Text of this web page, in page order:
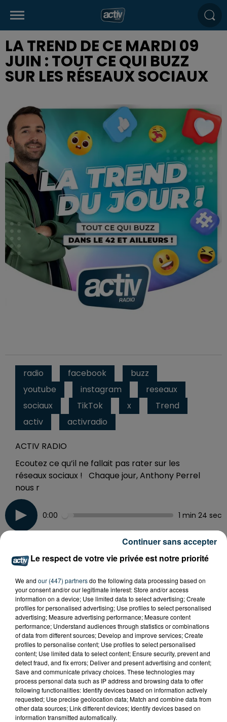
LA TREND DE CE MARDI 09
JUIN : TOUT CE QUI BUZZ
SUR LES RÉSEAUX SOCIAUX
radio facebook
buzz
youtube
instagram
reseaux
sociaux
TikTok x
Trend
activ
activradio
ACTIV RADIO
Ecoutez ce qu’il ne fallait pas rater sur les
réseaux sociaux ! Chaque jour, Anthony Perrel
nous r
0:00 1 min 24 sec
9 juin 2026 - 1 min 24 sec
BUZZ SUR LES RÉSEAUX SOCIAUX
Ecoutez ce qu’il ne fallait pas rater sur les réseaux
sociaux ! Chaque jour, Anthony Perrel nous raconte
ce qui fait le buzz sur les réseaux . Tendances des
réseaux sociaux, vidéos virales, sujets insolites et actus
qui font réagir : l’essentiel des tendances du moment,
expliqué simplement tous les jours à 18h35 et 19h25 en
direct sur ACTIV mais aussi en podcast.
Hébergé par Ausha. Visitezausha.co/politique-de-
confidentialitepour plus d'informations.
Le respect de votre vie privée est notre priorité
We and our (447) partnersdo the following data processing based on
your consent and/or our legitimate interest: Store and/or access
information on a device; Use limited data to select advertising; Create
profiles for personalised advertising; Use profiles to select personalised
advertising; Measure advertising performance; Measure content
performance; Understand audiences through statistics or combinations
of data from different sources; Develop and improve services; Create
profiles to personalise content; Use profiles to select personalised
content; Use limited data to select content; Ensure security, prevent and
detect fraud, and fix errors; Deliver and present advertising and content;
Save and communicate privacy choices. These technologies may
process personal data such as IP address and browsing data to offer
following functionalities: Identify devices based on information actively
requested; Use precise geolocation data; Match and combine data from
other data sources; Link different devices; Identify devices based on
information transmitted automatically.
Continuer sans accepter